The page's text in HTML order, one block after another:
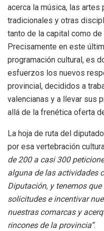
acerca la música, las
tradicionales y otras
tanto de la capital como
Precisamente en este
programación cultural, es
esfuerzos los nuevos
provincial, decididos a
valencianas y a llevar sus
allá de la frenética oferta
La hoja de ruta del
por esa vertebración
de 200 a casi 300
alguna de las actividades
Diputación, y tenemos
solicitudes e incentivar
nuestras comarcas y
rincones de la provincia”.